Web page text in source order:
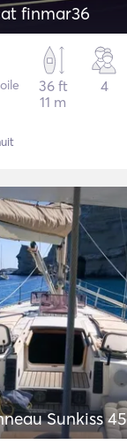
finmar36
36 ft
11 m
4
Sunkiss 45